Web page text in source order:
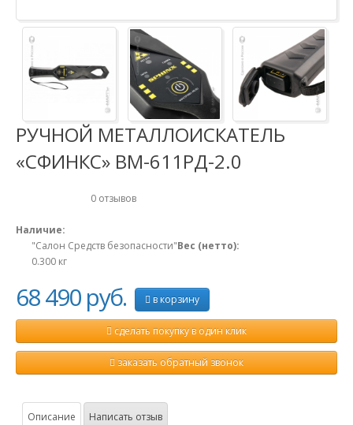
РУЧНОЙ МЕТАЛЛОИСКАТЕЛЬ
«СФИНКС» ВМ-611РД-2.0
0 отзывов
Наличие:
"Салон Средств безопасности"Вес (нетто):
0.300 кг
68 490 руб. в корзину
сделать покупку в один клик
заказать обратный звонок
Описание Написать отзыв